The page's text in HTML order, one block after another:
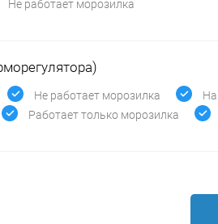
Не работает морозилка
Не работает морозилка На
Работает только морозилка